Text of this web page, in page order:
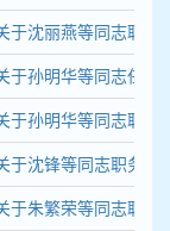
于沈丽燕等同志职务
于孙明华等同志任职
于孙明华等同志职务
于沈锋等同志职务任
于朱繁荣等同志职务